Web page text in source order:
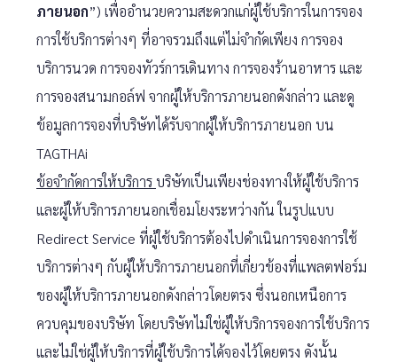
ภายนอก”) เพื่ออำนวยความสะดวกแก่ผู้ใช้บริการในการจอง
การใช้บริการต่างๆ ที่อาจรวมถึงแต่ไม่จำกัดเพียง การจอง
บริการนวด การจองทัวร์การเดินทาง การจองร้านอาหาร และ
การจองสนามกอล์ฟ จากผู้ให้บริการภายนอกดังกล่าว และดู
ข้อมูลการจองที่บริษัทได้รับจากผู้ให้บริการภายนอก บน
TAGTHAi
ข้อจำกัดการให้บริการ บริษัทเป็นเพียงช่องทางให้ผู้ใช้บริการ
และผู้ให้บริการภายนอกเชื่อมโยงระหว่างกัน ในรูปแบบ
Redirect Service ที่ผู้ใช้บริการต้องไปดำเนินการจองการใช้
บริการต่างๆ กับผู้ให้บริการภายนอกที่เกี่ยวข้องที่แพลตฟอร์ม
ของผู้ให้บริการภายนอกดังกล่าวโดยตรง ซึ่งนอกเหนือการ
ควบคุมของบริษัท โดยบริษัทไม่ใช่ผู้ให้บริการจองการใช้บริการ
และไม่ใช่ผู้ให้บริการที่ผู้ใช้บริการได้จองไว้โดยตรง ดังนั้น